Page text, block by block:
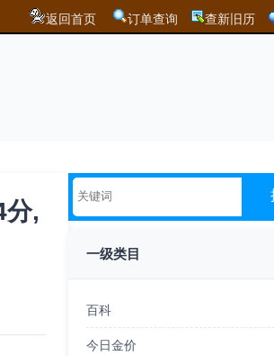
返回首页 订单查询 查新旧历
分,
一级类目
百科
今日金价